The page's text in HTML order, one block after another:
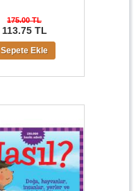
175.00 TL
113.75 TL
Sepete Ekle